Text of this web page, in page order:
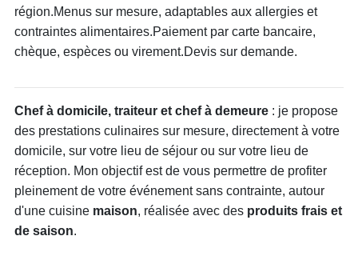
région.Menus sur mesure, adaptables aux allergies et
contraintes alimentaires.Paiement par carte bancaire,
chèque, espèces ou virement.Devis sur demande.
Chef à domicile, traiteur et chef à demeure: je propose
des prestations culinaires sur mesure, directement à votre
domicile, sur votre lieu de séjour ou sur votre lieu de
réception. Mon objectif est de vous permettre de profiter
pleinement de votre événement sans contrainte, autour
d'une cuisine maison, réalisée avec des produits frais et
de saison.